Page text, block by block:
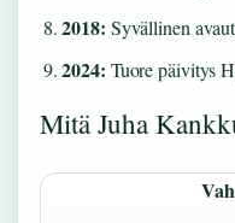
2018: Syvällinen
2024: Tuore päivitys
Mitä Juha